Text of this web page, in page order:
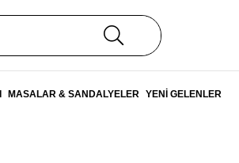
MASALAR & SANDALYELER YENİ GELENLER